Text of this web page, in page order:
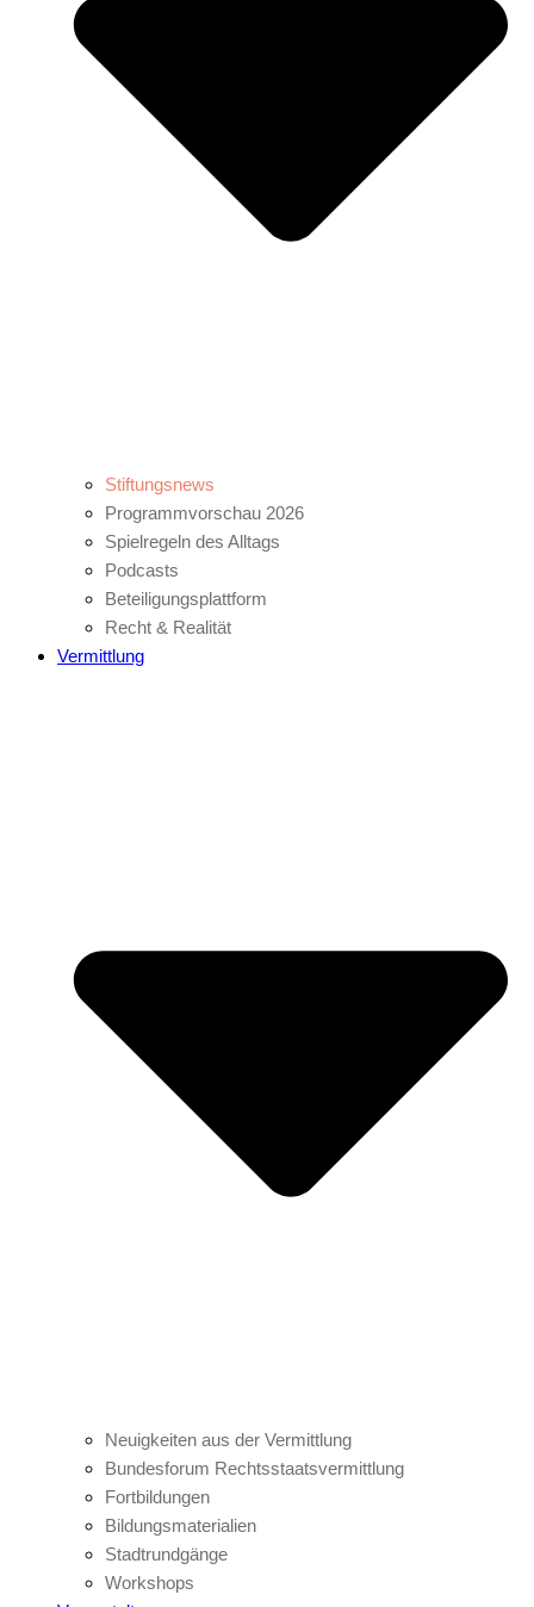
Stiftungsnews
Programmvorschau 2026
Spielregeln des Alltags
Podcasts
Beteiligungsplattform
Recht & Realität
Vermittlung
Neuigkeiten aus der Vermittlung
Bundesforum Rechtsstaatsvermittlung
Fortbildungen
Bildungsmaterialien
Stadtrundgänge
Workshops